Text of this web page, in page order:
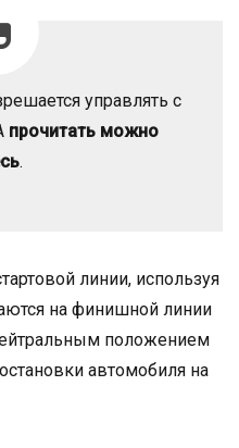
управлять с
прочитать можно
.
линии, используя
на финишной линии
положением
автомобиля на